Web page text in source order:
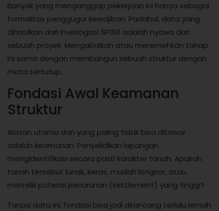
Banyak yang menganggap pekerjaan ini hanya sebagai
formalitas penggugur kewajiban. Padahal, data yang
dihasilkan dari investigasi SP001 adalah nyawa dari
sebuah proyek. Mengabaikan atau meremehkan tahap
ini sama dengan membangun sebuah struktur dengan
mata tertutup.
Fondasi Awal Keamanan
Struktur
Alasan utama dan yang paling tidak bisa ditawar
adalah keamanan. Penyelidikan lapangan
mengidentifikasi secara pasti karakter tanah. Apakah
tanah tersebut lunak, keras, mudah longsor, atau
memiliki potensi penurunan (settlement) yang tinggi?
Tanpa data ini, fondasi bisa jadi dirancang terlalu lemah